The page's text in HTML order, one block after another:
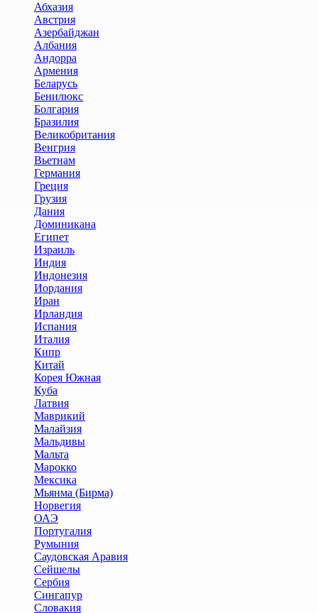
Абхазия
Австрия
Азербайджан
Албания
Андорра
Армения
Беларусь
Бенилюкс
Болгария
Бразилия
Великобритания
Венгрия
Вьетнам
Германия
Греция
Грузия
Дания
Доминикана
Египет
Израиль
Индия
Индонезия
Иордания
Иран
Ирландия
Испания
Италия
Кипр
Китай
Корея Южная
Куба
Латвия
Маврикий
Малайзия
Мальдивы
Мальта
Марокко
Мексика
Мьянма (Бирма)
Норвегия
ОАЭ
Португалия
Румыния
Саудовская Аравия
Сейшелы
Сербия
Сингапур
Словакия